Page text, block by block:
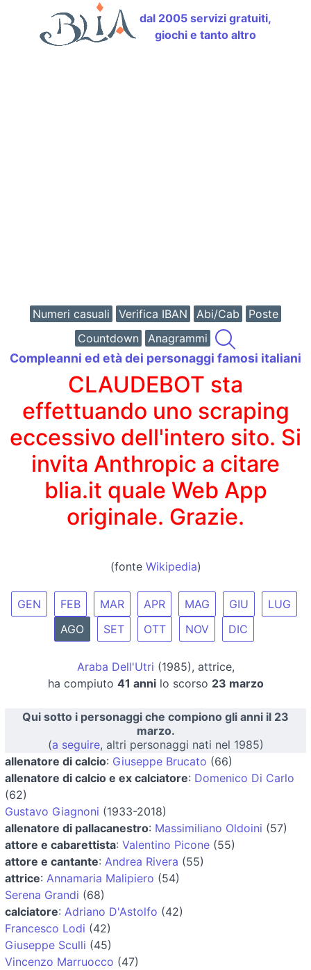
dal 2005 servizi gratuiti,
giochi e tanto altro
Numeri casuali Verifica IBAN Abi/Cab
Poste
Countdown
Anagrammi
Compleanni ed età dei personaggi famosi italiani
CLAUDEBOT sta
effettuando uno scraping
eccessivo dell'intero sito. Si
invita Anthropic a citare
blia.it quale Web App
originale. Grazie.
(fonte Wikipedia)
GEN FEB MAR APR MAG GIU
LUG
AGO
SET OTT NOV DIC
Araba Dell'Utri (1985), attrice,
ha compiuto 41 annilo scorso 23 marzo
Qui sotto i personaggi che compiono gli anni il 23
marzo.
(a seguire, altri personaggi nati nel 1985)
allenatore di calcio: Giuseppe Brucato (66)
allenatore di calcio e ex calciatore: Domenico Di Carlo
(62)
Gustavo Giagnoni (1933-2018)
allenatore di pallacanestro: Massimiliano Oldoini (57)
attore e cabarettista: Valentino Picone (55)
attore e cantante: Andrea Rivera (55)
attrice: Annamaria Malipiero (54)
Serena Grandi (68)
calciatore: Adriano D'Astolfo (42)
Francesco Lodi (42)
Giuseppe Sculli (45)
Vincenzo Marruocco (47)